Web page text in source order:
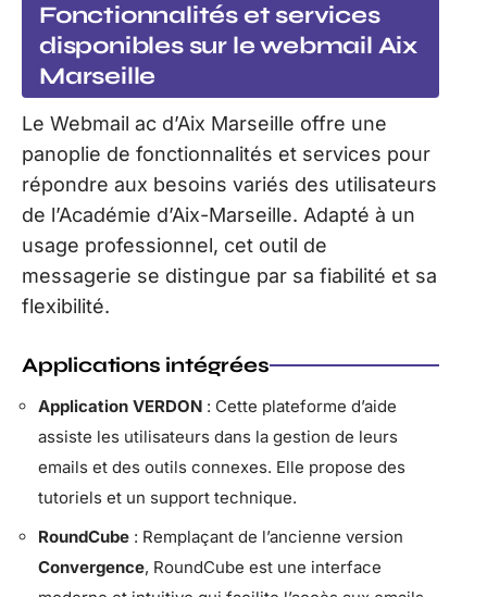
Fonctionnalités et services
disponibles sur le webmail Aix
Marseille
Le Webmail ac d’Aix Marseille offre une
panoplie de fonctionnalités et services pour
répondre aux besoins variés des utilisateurs
de l’Académie d’Aix-Marseille. Adapté à un
usage professionnel, cet outil de
messagerie se distingue par sa fiabilité et sa
flexibilité.
Applications intégrées
Application VERDON : Cette plateforme d’aide
assiste les utilisateurs dans la gestion de leurs
emails et des outils connexes. Elle propose des
tutoriels et un support technique.
RoundCube : Remplaçant de l’ancienne version
Convergence, RoundCube est une interface